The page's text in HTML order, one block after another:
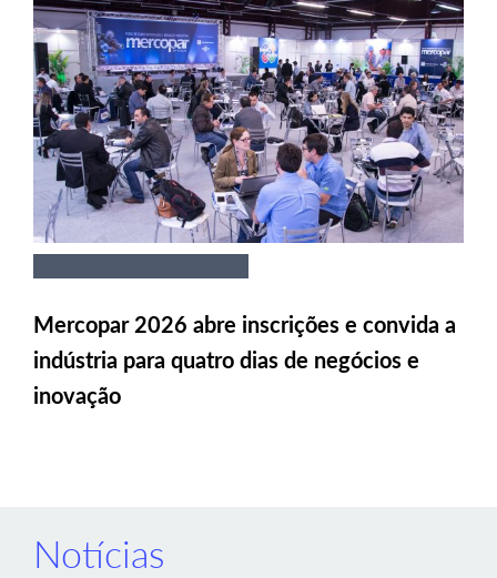
Mercopar 2026 abre inscrições e convida a
indústria para quatro dias de negócios e
inovação
Notícias